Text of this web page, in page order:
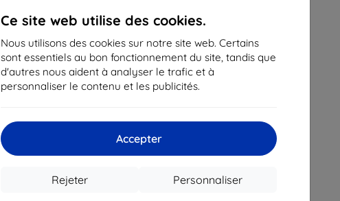
Ce site web utilise des cookies.
Nous utilisons des cookies sur notre site web. Certains
sont essentiels au bon fonctionnement du site, tandis que
d'autres nous aident à analyser le trafic et à
personnaliser le contenu et les publicités.
Accepter
Personnaliser
Rejeter